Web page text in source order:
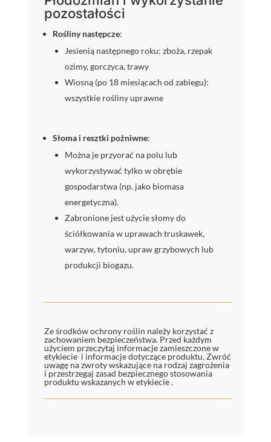
pozostałości
Rośliny następcze:
Jesienią następnego roku: zboża, rzepak
ozimy, gorczyca, trawy
Wiosną (po 18 miesiącach od zabiegu):
wszystkie rośliny uprawne
Słoma i resztki pożniwne:
Można je przyorać na polu lub
wykorzystywać tylko w obrębie
gospodarstwa (np. jako biomasa
energetyczna).
Zabronione jest użycie słomy do
ściółkowania w uprawach truskawek,
warzyw, tytoniu, upraw grzybowych lub
produkcji biogazu.
Ze środków ochrony roślin należy korzystać z
zachowaniem bezpieczeństwa. Przed każdym
użyciem przeczytaj informacje zamieszczone w
etykiecie i informacje dotyczące produktu. Zwróć
uwagę na zwroty wskazujące na rodzaj zagrożenia
i przestrzegaj zasad bezpiecznego stosowania
produktu wskazanych w etykiecie .